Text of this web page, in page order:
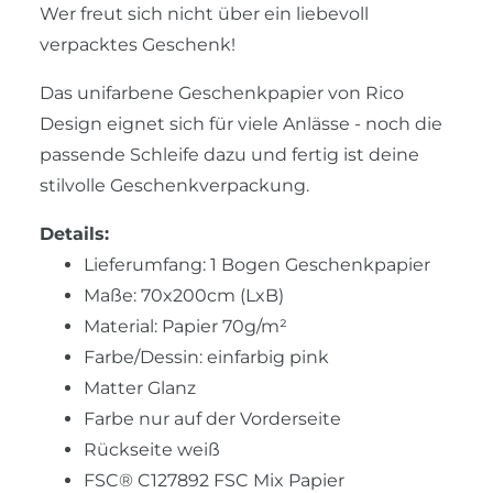
Wer freut sich nicht über ein liebevoll
verpacktes Geschenk!
Das unifarbene Geschenkpapier von Rico
Design eignet sich für viele Anlässe - noch die
passende Schleife dazu und fertig ist deine
stilvolle Geschenkverpackung.
Details:
Lieferumfang: 1 Bogen Geschenkpapier
Maße: 70x200cm (LxB)
Material: Papier 70g/m²
Farbe/Dessin: einfarbig pink
Matter Glanz
Farbe nur auf der Vorderseite
Rückseite weiß
FSC® C127892 FSC Mix Papier